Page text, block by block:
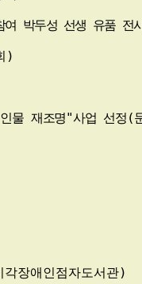
여 박두성 선생 유품 전
)
물 재조명"사업 선정 (
각장애인점자도서관)